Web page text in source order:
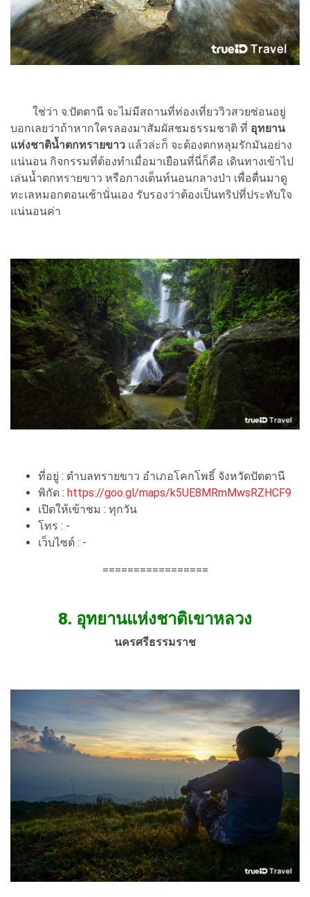
ใช่ว่า จ.ปัตตานี จะไม่มีสถานที่ท่องเที่ยววิวสวยซ่อนอยู่
บอกเลยว่าถ้าหากใครลองมาสัมผัสชมธรรมชาติ ที่ อุทยาน
แห่งชาติน้ำตกทรายขาว แล้วล่ะก็ จะต้องตกหลุมรักมันอย่าง
แน่นอน กิจกรรมที่ต้องทำเมื่อมาเยือนที่นี่ก็คือ เดินทางเข้าไป
เล่นน้ำตกทรายขาว หรือกางเต็นท์นอนกลางป่า เพื่อตื่นมาดู
ทะเลหมอกตอนเช้านั่นเอง รับรองว่าต้องเป็นทริปที่ประทับใจ
แน่นอนค่า
ที่อยู่ : ตำบลทรายขาว อำเภอโคกโพธิ์ จังหวัดปัตตานี
พิกัด : https://goo.gl/maps/k5UE8MRmMwsRZHCF9
เปิดให้เข้าชม : ทุกวัน
โทร : -
เว็บไซต์ : -
=================
8. อุทยานแห่งชาติเขาหลวง
นครศรีธรรมราช